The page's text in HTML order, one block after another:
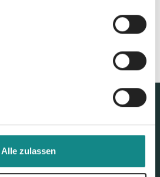
Alle zulassen